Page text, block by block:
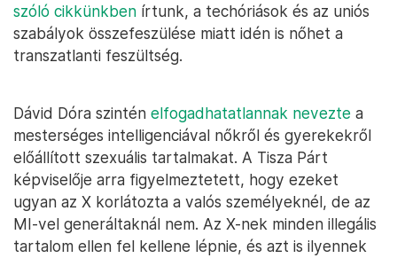
szóló cikkünkben írtunk, a techóriások és az uniós
szabályok összefeszülése miatt idén is nőhet a
transzatlanti feszültség.
Dávid Dóra szintén elfogadhatatlannak nevezte a
mesterséges intelligenciával nőkről és gyerekekről
előállított szexuális tartalmakat. A Tisza Párt
képviselője arra figyelmeztetett, hogy ezeket
ugyan az X korlátozta a valós személyeknél, de az
MI-vel generáltaknál nem. Az X-nek minden illegális
tartalom ellen fel kellene lépnie, és azt is ilyennek